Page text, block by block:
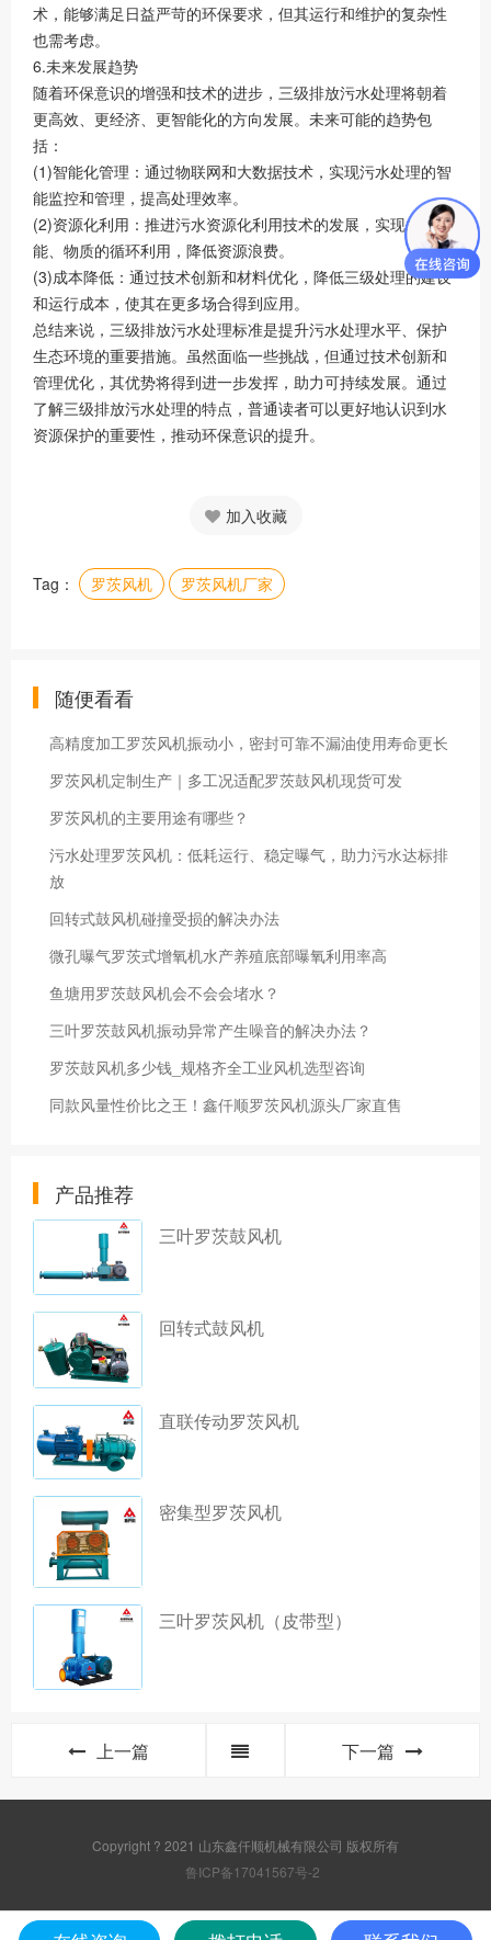
术，能够满足日益严苛的环保要求，但其运行和维护的复杂性
也需考虑。
6.未来发展趋势
随着环保意识的增强和技术的进步，三级排放污水处理将朝着
更高效、更经济、更智能化的方向发展。未来可能的趋势包
括：
(1)智能化管理：通过物联网和大数据技术，实现污水处理的智
能监控和管理，提高处理效率。
(2)资源化利用：推进污水资源化利用技术的发展，实现水、
能、物质的循环利用，降低资源浪费。
(3)成本降低：通过技术创新和材料优化，降低三级处理的建设
和运行成本，使其在更多场合得到应用。
总结来说，三级排放污水处理标准是提升污水处理水平、保护
生态环境的重要措施。虽然面临一些挑战，但通过技术创新和
管理优化，其优势将得到进一步发挥，助力可持续发展。通过
了解三级排放污水处理的特点，普通读者可以更好地认识到水
资源保护的重要性，推动环保意识的提升。
加入收藏
Tag： 罗茨风机 罗茨风机厂家
随便看看
高精度加工罗茨风机振动小，密封可靠不漏油使用寿命更长
罗茨风机定制生产｜多工况适配罗茨鼓风机现货可发
罗茨风机的主要用途有哪些？
污水处理罗茨风机：低耗运行、稳定曝气，助力污水达标排
放
回转式鼓风机碰撞受损的解决办法
微孔曝气罗茨式增氧机水产养殖底部曝氧利用率高
鱼塘用罗茨鼓风机会不会会堵水？
三叶罗茨鼓风机振动异常产生噪音的解决办法？
罗茨鼓风机多少钱_规格齐全工业风机选型咨询
同款风量性价比之王！鑫仟顺罗茨风机源头厂家直售
产品推荐
三叶罗茨鼓风机
回转式鼓风机
直联传动罗茨风机
密集型罗茨风机
三叶罗茨风机（皮带型）
上一篇 下一篇
Copyright ? 2021 山东鑫仟顺机械有限公司 版权所有
鲁ICP备17041567号-2